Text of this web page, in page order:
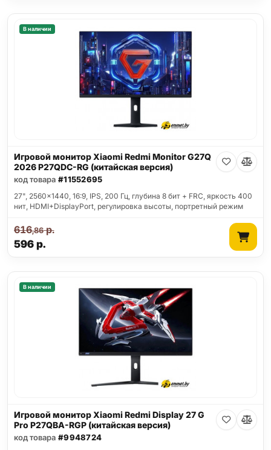
В наличии
Игровой монитор Xiaomi Redmi Monitor G27Q
2026 P27QDC-RG (китайская версия)
код товара #11552695
27", 2560x1440, 16:9, IPS, 200 Гц, глубина 8 бит + FRC, яркость 400
нит, HDMI+DisplayPort, регулировка высоты, портретный режим
596р.
616,86р.
В наличии
Игровой монитор Xiaomi Redmi Display 27 G
Pro P27QBA-RGP (китайская версия)
код товара #9948724